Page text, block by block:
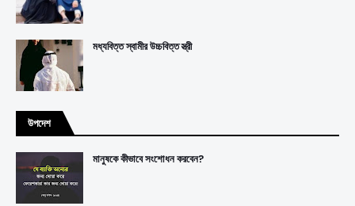
মধ্যবিত্ত স্বামীর উচ্চবিত্ত স্ত্রী
উপদেশ
মানুষকে কীভাবে সংশোধন করবেন?